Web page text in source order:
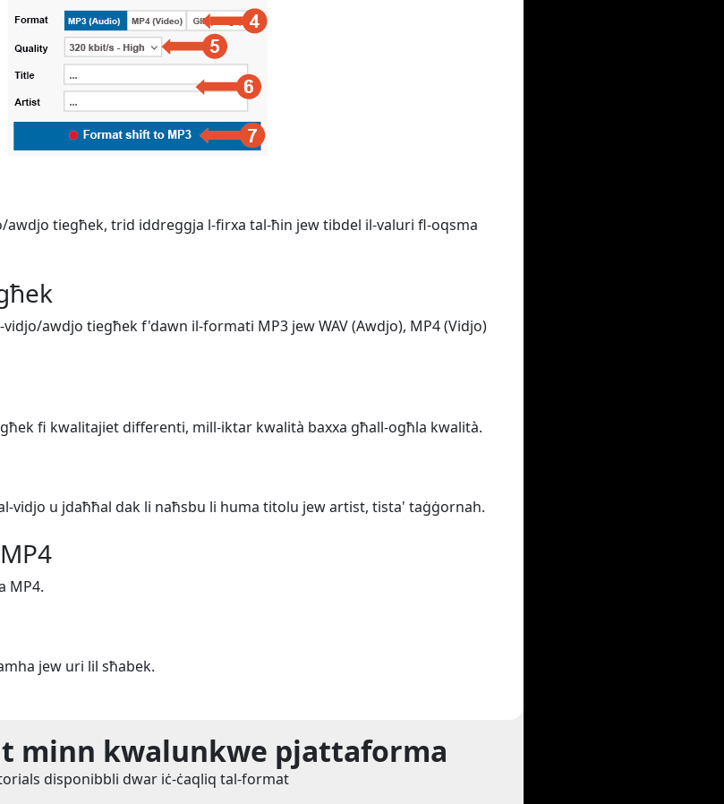
tiegħek, trid iddreggja l-firxa tal-ħin jew tibdel il-valuri fl-oqsma
awdjo tiegħek f'dawn il-formati MP3 jew WAV (Awdjo), MP4 (Vidjo)
fi kwalitajiet differenti, mill-iktar kwalità baxxa għall-ogħla kwalità.
vidjo u jdaħħal dak li naħsbu li huma titolu jew artist, tista' taġġornah.
MP4.
jew uri lil sħabek.
minn kwalunkwe pjattaforma
disponibbli dwar iċ-ċaqliq tal-format